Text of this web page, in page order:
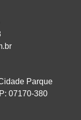
Parque
07170-380